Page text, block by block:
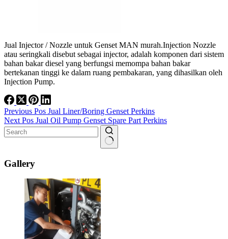
Jual Injector / Nozzle untuk Genset MAN murah.Injection Nozzle
atau seringkali disebut sebagai injector, adalah komponen dari sistem
bahan bakar diesel yang berfungsi memompa bahan bakar
bertekanan tinggi ke dalam ruang pembakaran, yang dihasilkan oleh
Injection Pump.
Previous Pos Jual Liner/Boring Genset Perkins
Next Pos Jual Oil Pump Genset Spare Part Perkins
results
Gallery